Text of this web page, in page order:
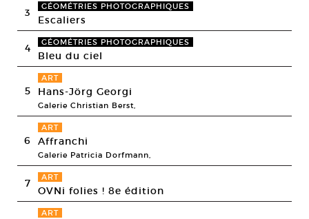
3 GÉOMÉTRIES PHOTOGRAPHIQUES
Escaliers
4 GÉOMÉTRIES PHOTOGRAPHIQUES
Bleu du ciel
5
ART
Hans-Jörg Georgi
Galerie Christian Berst,
6
ART
Affranchi
Galerie Patricia Dorfmann,
7 ART
OVNi folies ! 8e édition
ART